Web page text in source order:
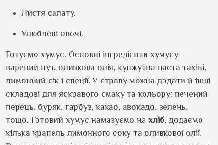
Листя салату.
Улюблені овочі.
Готуємо хумус. Основні інгредієнти хумусу -
варений нут, оливкова олія, кунжутна паста тахіні,
лимонний сік і спеції. У страву можна додати й інші
складові для яскравого смаку та кольору: печений
перець, буряк, гарбуз, какао, авокадо, зелень,
тощо. Готовий хумус намазуємо на хліб, додаємо
кілька крапель лимонного соку та оливкової олії.